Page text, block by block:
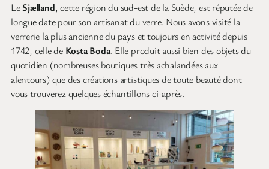
LeSjælland, cette région du sud-est de la Suède, est réputée de
longue date pour son artisanat du verre. Nous avons visité la
verrerie la plus ancienne du pays et toujours en activité depuis
1742, celle de Kosta Boda. Elle produit aussi bien des objets du
quotidien (nombreuses boutiques très achalandées aux
alentours) que des créations artistiques de toute beauté dont
vous trouverez quelques échantillons ci-après.